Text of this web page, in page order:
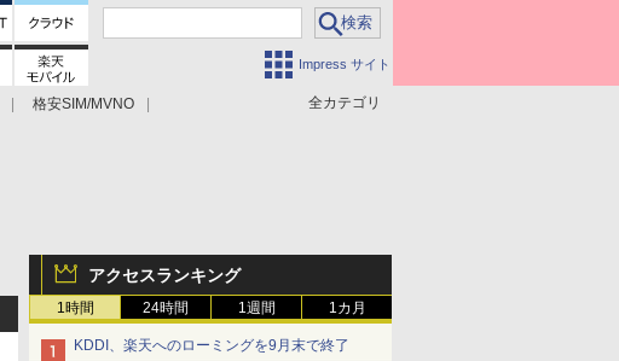
Impress サイト
全カテゴリ
格安SIM/MVNO
アクセスランキング
1時間 24時間 1週間 1カ月
KDDI、楽天へのローミングを9月末で終了